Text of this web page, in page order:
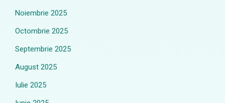
Noiembrie 2025
Octombrie 2025
Septembrie 2025
August 2025
Iulie 2025